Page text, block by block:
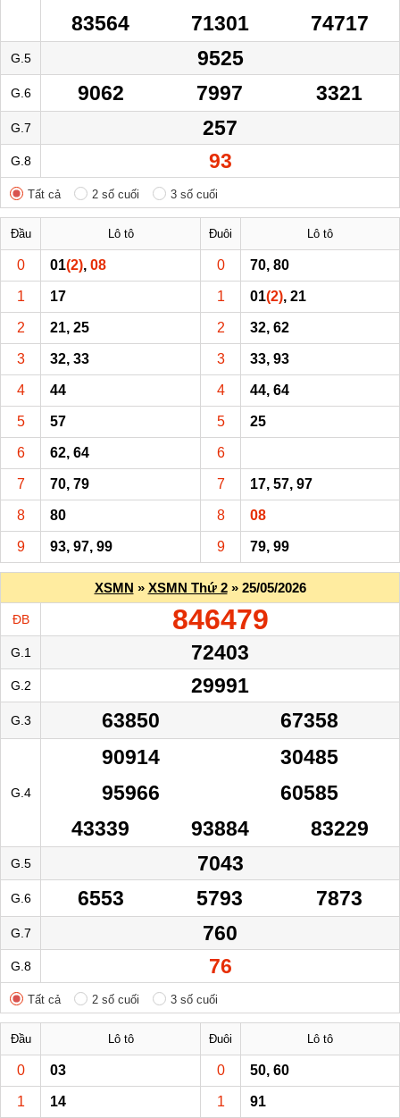
83564
71301 74717
G.5 9525
G.6 9062 7997 3321
G.7 257
G.8 93
Tất cả 2 số cuối 3 số cuối
Đầu Lô tô Đuôi Lô tô
0 01(2), 08 0 70, 80
1 17 1 01(2), 21
2 21, 25 2 32, 62
3 32, 33 3 33, 93
4 44 4 44, 64
5 57 5 25
6 62, 64 6
7 70, 79 7 17, 57, 97
8 80 8 08
9 93, 97, 99 9 79, 99
XSMN » XSMN Thứ 2» 25/05/2026
ĐB 846479
G.1 72403
G.2 29991
G.3 63850 67358
G.4
90914
30485
95966
60585
43339
93884 83229
G.5 7043
G.6 6553 5793 7873
G.7 760
G.8 76
Tất cả 2 số cuối 3 số cuối
Đầu Lô tô Đuôi Lô tô
0 03 0 50, 60
1 14 1 91